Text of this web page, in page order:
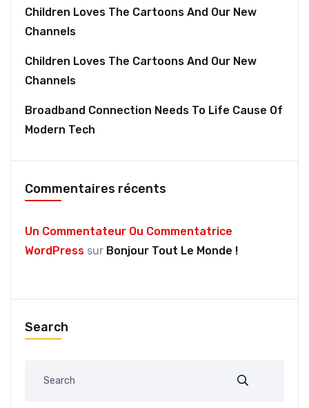
Children Loves The Cartoons And Our New
Channels
Children Loves The Cartoons And Our New
Channels
Broadband Connection Needs To Life Cause Of
Modern Tech
Commentaires récents
Un Commentateur Ou Commentatrice
WordPress sur Bonjour Tout Le Monde !
Search